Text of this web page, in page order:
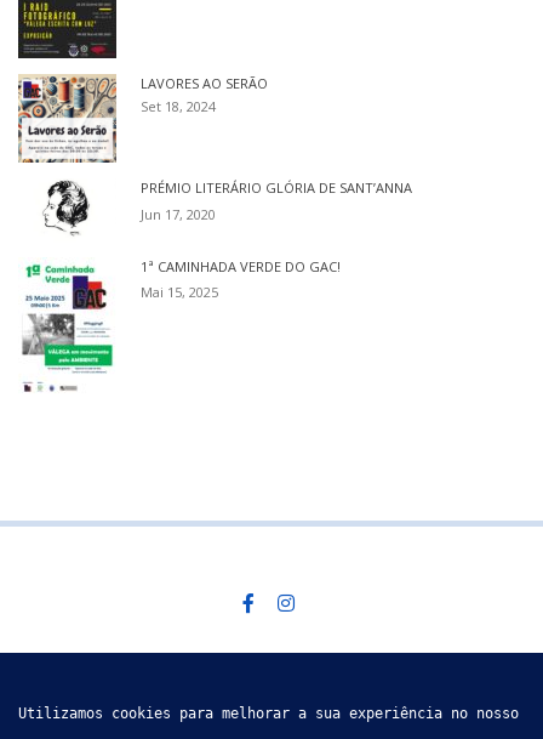
LAVORES AO SERÃO
Set 18, 2024
PRÉMIO LITERÁRIO GLÓRIA DE SANT’ANNA
Jun 17, 2020
1ª CAMINHADA VERDE DO GAC!
Mai 15, 2025
Descobre mais